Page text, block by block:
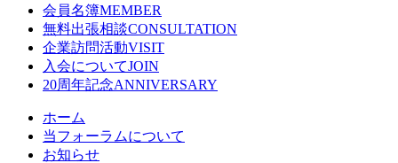
会員名簿MEMBER
無料出張相談CONSULTATION
企業訪問活動VISIT
入会についてJOIN
20周年記念ANNIVERSARY
ホーム
当フォーラムについて
お知らせ